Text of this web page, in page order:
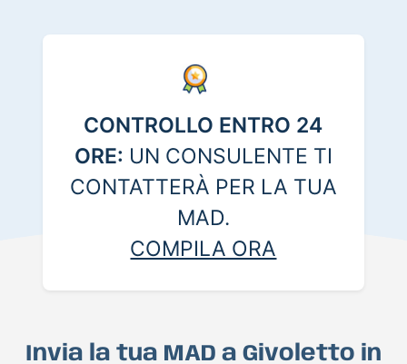
CONTROLLO ENTRO 24
ORE: UN CONSULENTE TI
CONTATTERÀ PER LA TUA
MAD.
COMPILA ORA
Invia la tua MAD a Givoletto in